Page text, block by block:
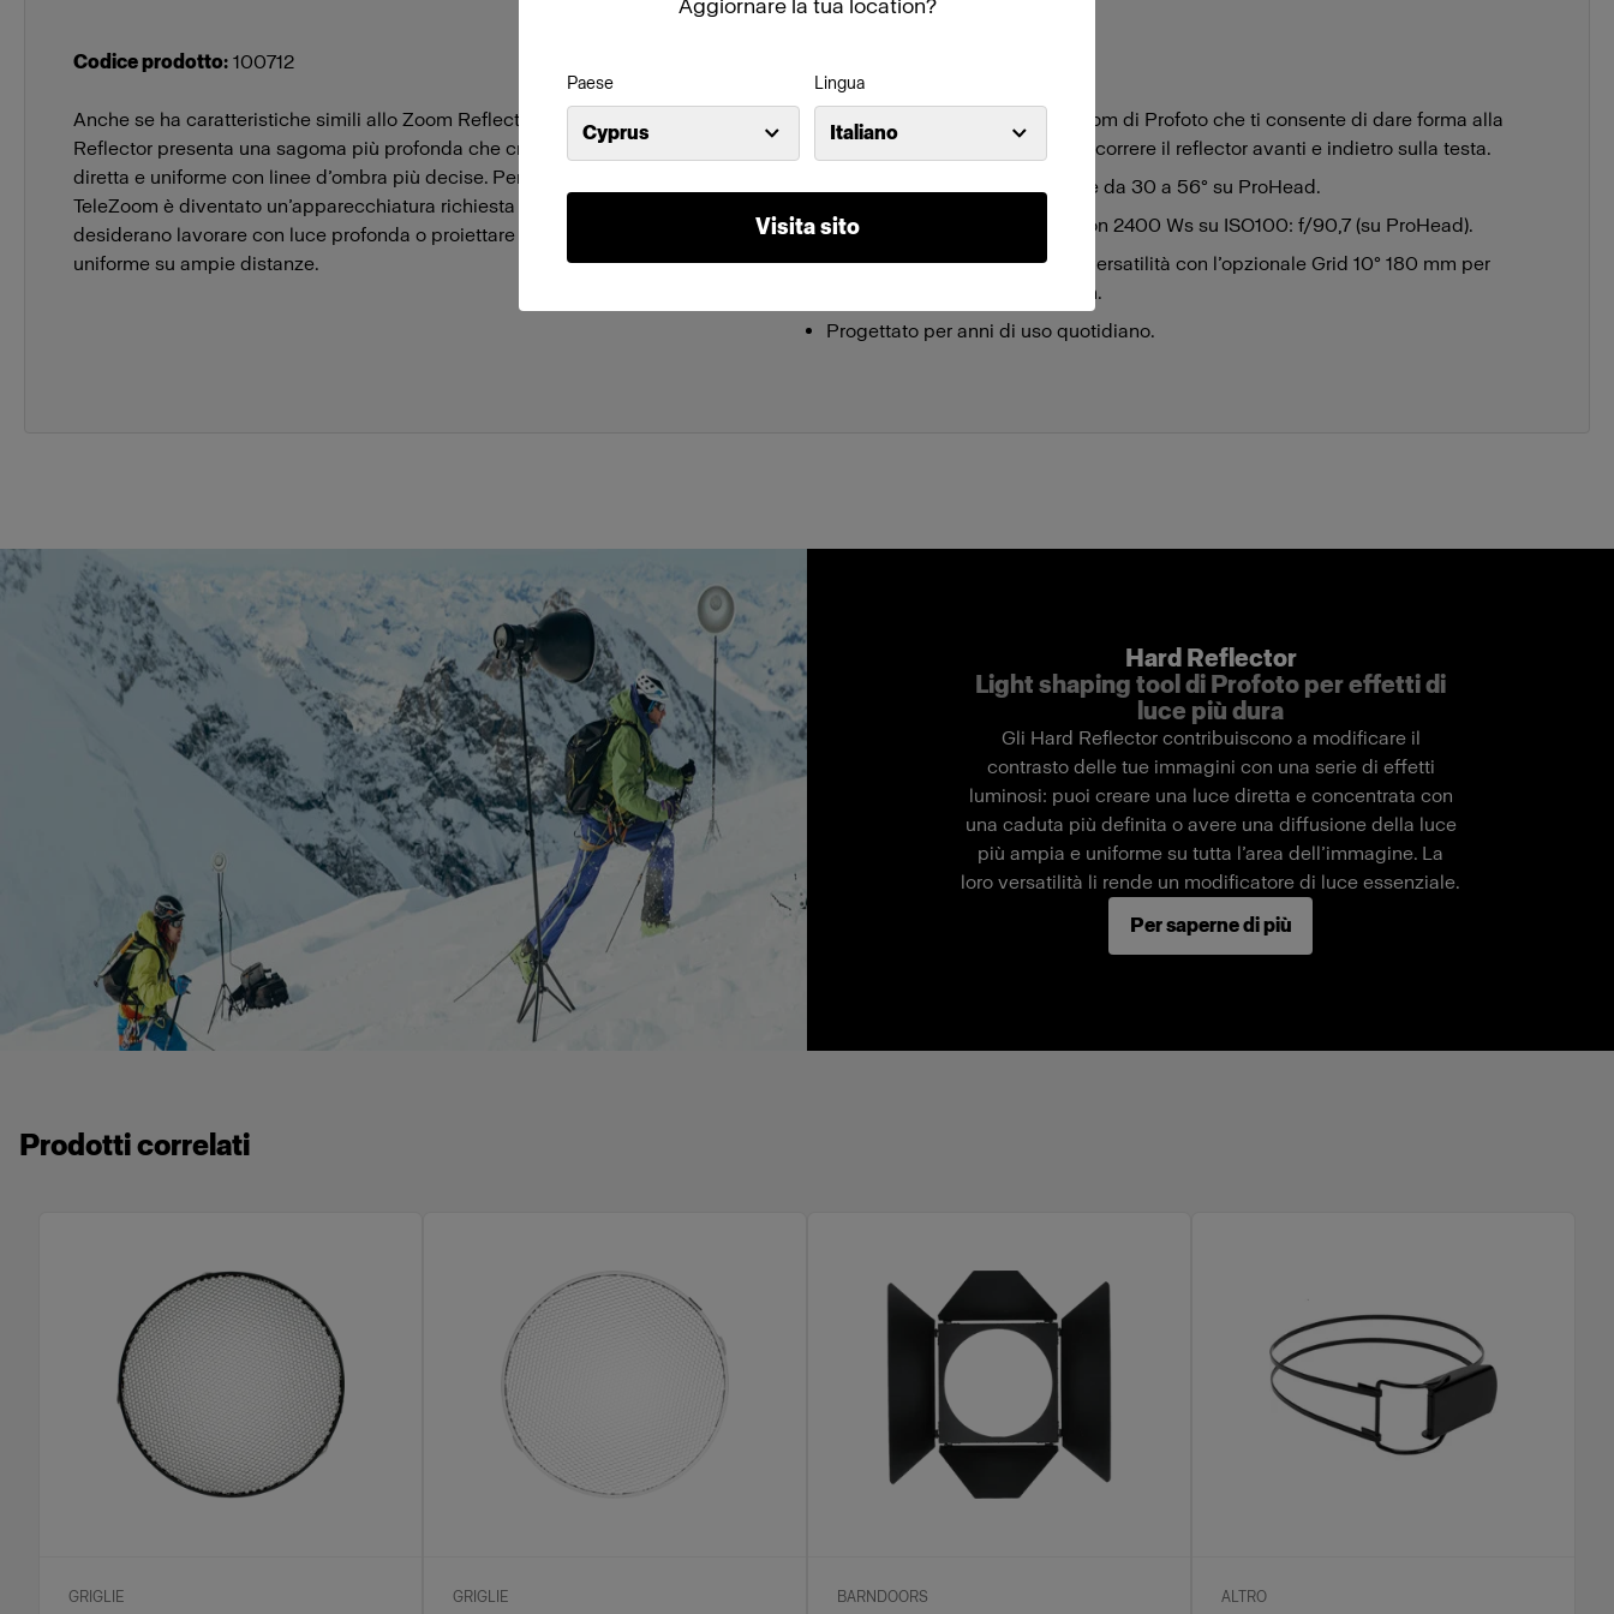
Aggiornare la tua location?
Paese
Cyprus
Lingua
Italiano
Visita sito
Codice prodotto: 100712
Anche se ha caratteristiche simili allo Zoom Reflector, il TeleZoom
Reflector presenta una sagoma più profonda che crea una luce più
diretta e uniforme con linee d’ombra più decise. Per questo motivo il
TeleZoom è diventato un’apparecchiatura richiesta dai fotografi che
desiderano lavorare con luce profonda o proiettare la luce in modo
uniforme su ampie distanze.
Include la funzione unica di zoom di Profoto che ti consente di dare forma alla
luce facendo semplicemente scorrere il reflector avanti e indietro sulla testa.
Diffusione della luce regolabile da 30 a 56° su ProHead.
Max. output della luce a 2 m con 2400 Ws su ISO100: f/90,7 (su ProHead).
Aumenta ancora di più la sua versatilità con l’opzionale Grid 10° 180 mm per
imitare un classico spot da film.
Progettato per anni di uso quotidiano.
Hard Reflector
Light shaping tool di Profoto per effetti di
luce più dura
Gli Hard Reflector contribuiscono a modificare il
contrasto delle tue immagini con una serie di effetti
luminosi: puoi creare una luce diretta e concentrata con
una caduta più definita o avere una diffusione della luce
più ampia e uniforme su tutta l’area dell’immagine. La
loro versatilità li rende un modificatore di luce essenziale.
Per saperne di più
Prodotti correlati
GRIGLIE GRIGLIE BARNDOORS ALTRO